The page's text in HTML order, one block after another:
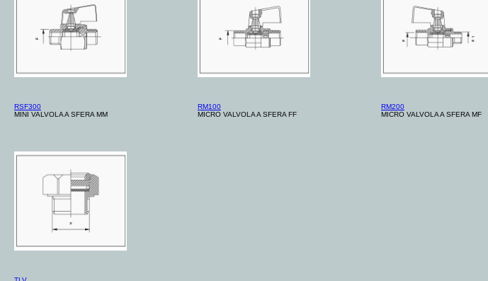
RSF300
MINI VALVOLA A SFERA MM
RM100
MICRO VALVOLA A SFERA FF
RM200
MICRO VALVOLA A SFERA MF